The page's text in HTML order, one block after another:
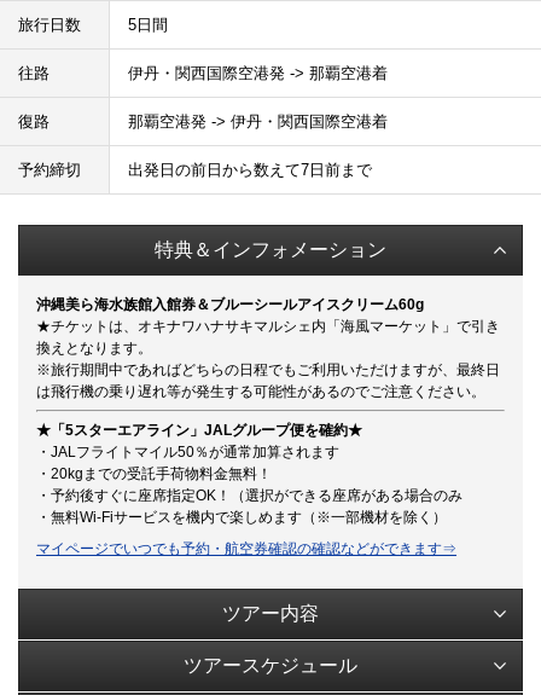
旅行日数 5日間
往路 伊丹・関西国際空港発 -> 那覇空港着
復路 那覇空港発 -> 伊丹・関西国際空港着
予約締切 出発日の前日から数えて7日前まで
特典＆インフォメーション
沖縄美ら海水族館入館券＆ブルーシールアイスクリーム60g
★チケットは、オキナワハナサキマルシェ内「海風マーケット」で引き
換えとなります。
※旅行期間中であればどちらの日程でもご利用いただけますが、最終日
は飛行機の乗り遅れ等が発生する可能性があるのでご注意ください。
★「5スターエアライン」JALグループ便を確約★
・JALフライトマイル50％が通常加算されます
・20kgまでの受託手荷物料金無料！
・予約後すぐに座席指定OK！（選択ができる座席がある場合のみ
・無料Wi-Fiサービスを機内で楽しめます（※一部機材を除く）
マイページでいつでも予約・航空券確認の確認などができます⇒
ツアー内容
ツアースケジュール